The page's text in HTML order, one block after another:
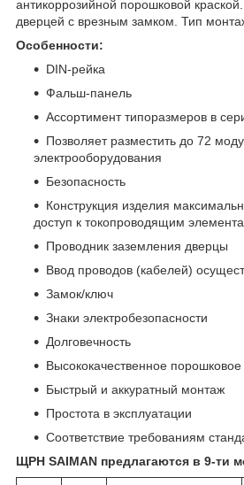
антикоррозийной порошковой
дверцей с врезным замком. Тип
Особенности:
DIN-рейка
Фальш-панель
Ассортимент типоразмеров в
Позволяет разместить до 72
электрооборудования
Безопасность
Конструкция изделия
доступ к токопроводящим
Проводник заземления дверцы
Ввод проводов (кабелей)
Замок/ключ
Знаки электробезопасности
Долговечность
Высококачественное
Быстрый и аккуратный монтаж
Простота в эксплуатации
Соответствие требованиям
ЩРН SAIMAN предлагаются в 9-ти